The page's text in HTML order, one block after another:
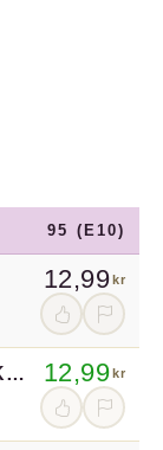
95 (E10)
12,99kr
COSTCO (MEDLEMSKAP KRÄVS) BURLÖV
12,99kr